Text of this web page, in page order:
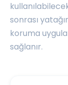
sonrası
koruma
sağlanır.